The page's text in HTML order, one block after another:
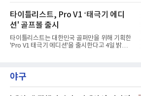
어 설렌다"고 밝혔다.이번 캠프는 문화체육관광
부와 국민체육진흥공단의
캐디 앱 이용자라면 무료로 참여할 수 있다. 김캐
디 앱에서 대회 참가 신청 후 지도에서 공식 참여
매장을 확인하고 예약하면 된다. 공식 참여 매장
에서 총 3개의 지정 코스 중 원하는 코스를 플레
이하면 대회 기록이 자동으로 반영된다. 앱 내 리
더보드에서는 자신의 스코어와 현재 순위를 실
시간으로 확인할 수 있다. 김캐디는 이번 대회를
데 선착순 1,000명에게도 골프장갑을 증정한다.
지정 코스 3
타이틀리스트, Pro V1 ‘태극기 에디
션' 골프볼 출시
타이틀리스트는 대한민국 골퍼만을 위해 기획한
'Pro V1 태극기 에디션'을 출시한다고 4일 밝혔
화이트 컬러를 바탕으로 흑색과 청색, 홍색을 절
제된 방식으로 배치해 대한민국의 정체성을 표
야구